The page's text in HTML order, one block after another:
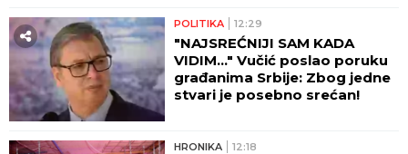
POLITIKA 12:29
"NAJSREĆNIJI SAM KADA
VIDIM..." Vučić poslao poruku
građanima Srbije: Zbog jedne
stvari je posebno srećan!
HRONIKA 12:18